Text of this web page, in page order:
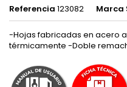
Referencia 123082 Marca
-Hojas fabricadas en acero
térmicamente -Doble